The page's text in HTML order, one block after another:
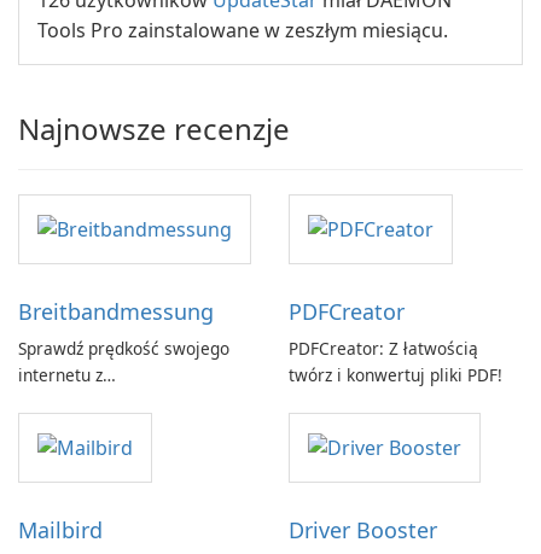
Tools Pro zainstalowane w zeszłym miesiącu.
Najnowsze recenzje
Breitbandmessung
Sprawdź prędkość swojego
internetu z
GmbH!
PDFCreator
PDFCreator: Z łatwością
twórz i konwertuj pliki PDF!
Mailbird Driver Booster